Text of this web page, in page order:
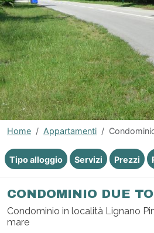
Home Appartamenti
CONDOMINIO DUE
Condominio in località Lignano
mare
Tipo alloggio Servizi Prezzi